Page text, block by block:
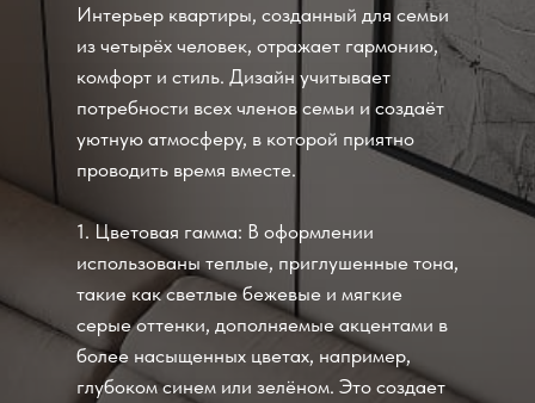
Интерьер квартиры, созданный для семьи
из четырёх человек, отражает гармонию,
комфорт и стиль. Дизайн учитывает
потребности всех членов семьи и создаёт
уютную атмосферу, в которой приятно
проводить время вместе.
1. Цветовая гамма: В оформлении
использованы теплые, приглушенные тона,
такие как светлые бежевые и мягкие
серые оттенки, дополняемые акцентами в
более насыщенных цветах, например,
глубоком синем или зелёном. Это создает